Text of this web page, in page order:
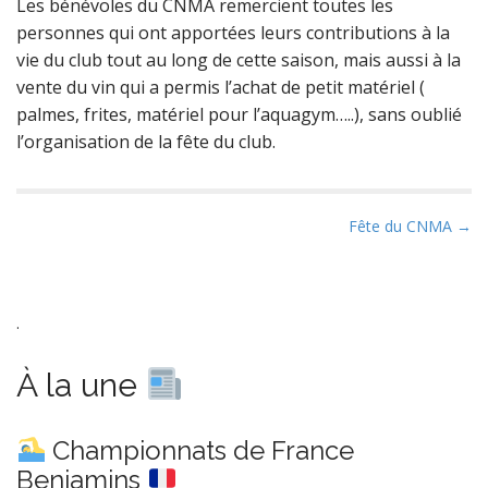
Les bénévoles du CNMA remercient toutes les
personnes qui ont apportées leurs contributions à la
vie du club tout au long de cette saison, mais aussi à la
vente du vin qui a permis l’achat de petit matériel (
palmes, frites, matériel pour l’aquagym…..), sans oublié
l’organisation de la fête du club.
a
v
g
Fête du CNMA →
.
À la une
Championnats de France
Benjamins